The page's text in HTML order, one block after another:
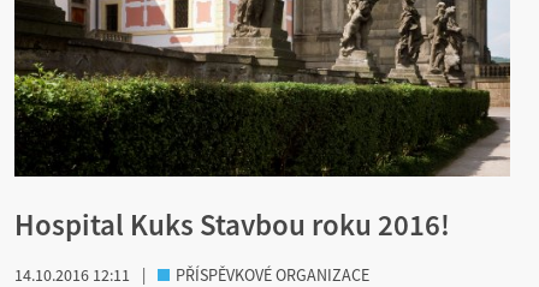
Hospital Kuks Stavbou roku 2016!
14.10.2016 12:11 | PŘÍSPĚVKOVÉ ORGANIZACE